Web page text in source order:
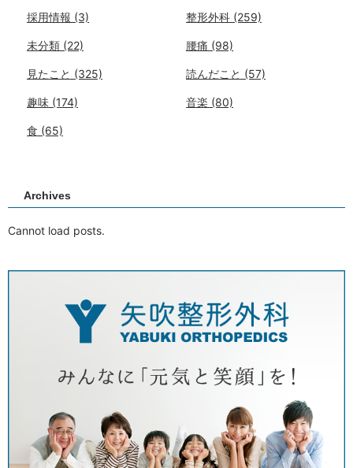
採用情報 (3) 整形外科 (259)
未分類 (22) 腰痛 (98)
見たこと (325) 読んだこと (57)
趣味 (174) 音楽 (80)
食 (65)
Archives
Cannot load posts.